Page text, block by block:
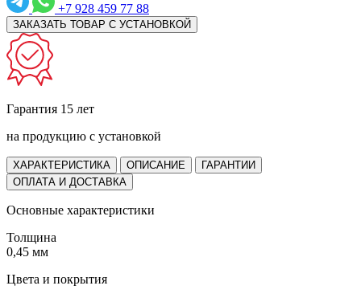
+7 928 459 77 88
ЗАКАЗАТЬ ТОВАР С УСТАНОВКОЙ
Гарантия 15 лет
на продукцию с установкой
ХАРАКТЕРИСТИКА ОПИСАНИЕ
ГАРАНТИИ
ОПЛАТА И ДОСТАВКА
Основные характеристики
Толщина
0,45 мм
Цвета и покрытия